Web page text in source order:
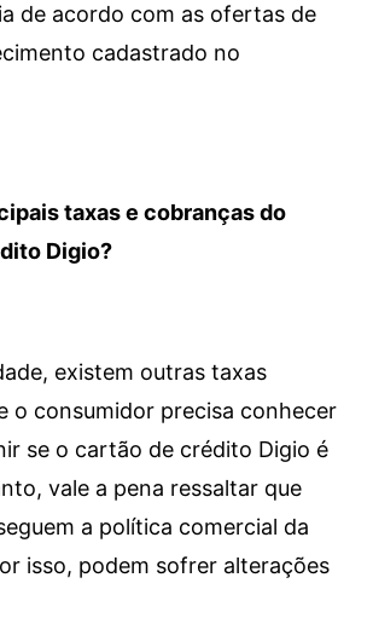
de acordo com as ofertas de
cadastrado no
taxas e cobranças do
Digio?
existem outras taxas
o consumidor precisa conhecer
se o cartão de crédito Digio é
vale a pena ressaltar que
a política comercial da
isso, podem sofrer alterações